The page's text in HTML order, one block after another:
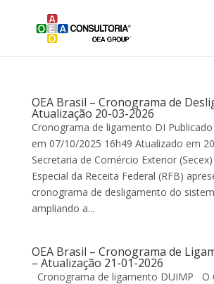
OEA Brasil – Cronograma de
Atualização 20-03-2026
Cronograma de ligamento DI Publicado
em 07/10/2025 16h49 Atualizado em
Secretaria de Comércio Exterior
Especial da Receita Federal (RFB)
cronograma de desligamento do
ampliando a...
OEA Brasil – Cronograma de
– Atualização 21-01-2026
Cronograma de ligamento DUIMP O